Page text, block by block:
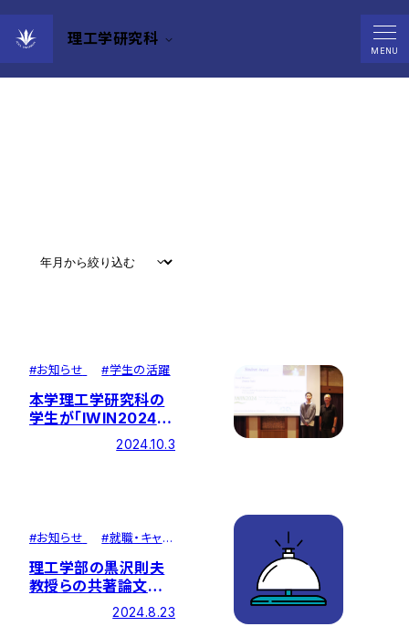
理工学研究科
MENU
News
#お知らせ #学生の活躍
本学理工学研究科の
学生が「IWIN2024」
にてStudent Award
2024.10.3
#お知らせ #就職・キャリ
理工学部の黒沢則夫
教授らの共著論文が
学術誌『Nature
Communications』
2024.8.23